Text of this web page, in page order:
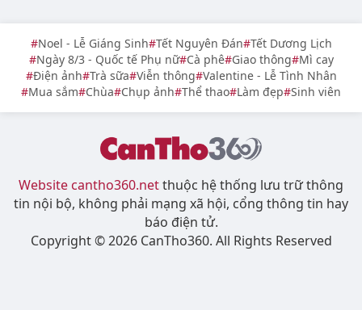
Noel - Lễ Giáng Sinh Tết Nguyên Đán Tết Dương Lịch
Ngày 8/3 - Quốc tế Phụ nữ Cà phê Giao thông Mì cay
Điện ảnh Trà sữa Viễn thông Valentine - Lễ Tình Nhân
Mua sắm Chùa Chụp ảnh Thể thao Làm đẹp Sinh viên
Website cantho360.netthuộc hệ thống lưu trữ thông
tin nội bộ, không phải mạng xã hội, cổng thông tin hay
báo điện tử.
Copyright © 2026 CanTho360. All Rights Reserved